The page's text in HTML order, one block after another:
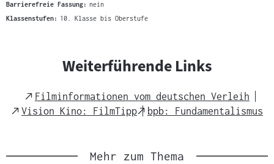
Barrierefreie Fassung: nein
Klassenstufen: 10. Klasse bis Oberstufe
Weiterführende Links
External
Link
Filminformationen vom deutschen Verleih
External
Vision Kino: FilmTipp
External
bpb: Fundamentalismus
Mehr zum Thema